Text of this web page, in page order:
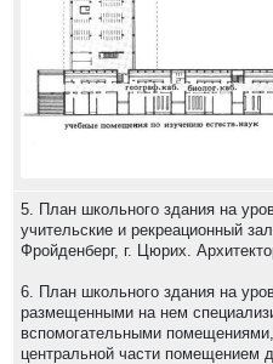
5. План школьного здания на
учительские и рекреационный
Фройденберг, г. Цюрих.
6. План школьного здания на
размещенными на нем
вспомогательными
центральной части помещением